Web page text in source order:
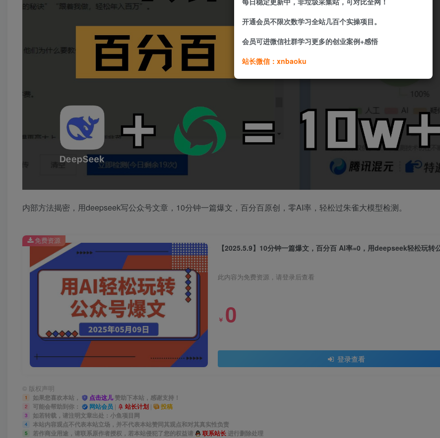
内部方法揭密，用deepseek写公众号文章，10分钟一篇爆文，百分百原创，零AI率，轻松过朱雀大模型检测。
此内容为免费资源，请登录后查看
￥ 0
登录查看
免费资源
© 版权声明
1 如果您喜欢本站， 点击这儿赞助下本站，感谢支持！
2 可能会帮助到你： 网站会员 | 站长计划 | 投稿
3 如若转载，请注明文章出处：小鱼项目网
4 本站内容观点不代表本站立场，并不代表本站赞同其观点和对其真实性负责
5 若作商业用途，请联系原作者授权，若本站侵犯了您的权益请 联系站长进行删除处理
开通会员不限次数学习全站几百个实操项目。
会员可进微信社群学习更多的创业案例+感悟
站长微信：xnbaoku